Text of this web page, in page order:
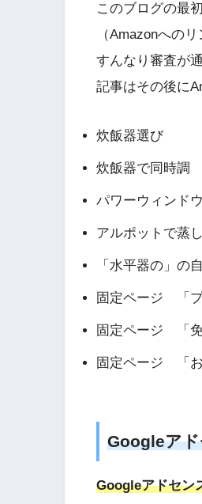
このブログの最
（Amazonへのリ
すんなり審査が
記事はその後に
炊飯器選び
炊飯器で同時調
パワーウィンド
アルポットで蒸
「水平器の」の
固定ページ 「プ
固定ページ 「免
固定ページ 「お
Googleア
Googleアドセン